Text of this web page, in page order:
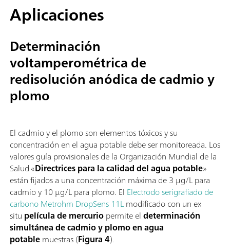
Aplicaciones
Determinación
voltamperométrica de
redisolución anódica de cadmio y
plomo
El cadmio y el plomo son elementos tóxicos y su
concentración en el agua potable debe ser monitoreada. Los
valores guía provisionales de la Organización Mundial de la
Salud «Directrices para la calidad del agua potable»
están fijados a una concentración máxima de 3 µg/L para
cadmio y 10 µg/L para plomo. El Electrodo serigrafiado de
carbono Metrohm DropSens 11Lmodificado con un ex
situ película de mercuriopermite eldeterminación
simultánea de cadmio y plomo en agua
potablemuestras (Figura 4).